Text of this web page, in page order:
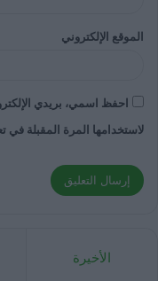
الموقع الإلكتروني
احفظ اسمي، بريدي
لاستخدامها المرة المقبلة في
الأخيرة